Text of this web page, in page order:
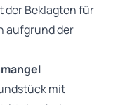
der Beklagten für
aufgrund der
mit